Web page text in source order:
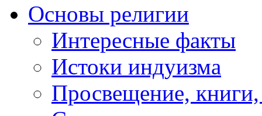
Основы религии
Интересные факты
Истоки индуизма
Просвещение, книги,